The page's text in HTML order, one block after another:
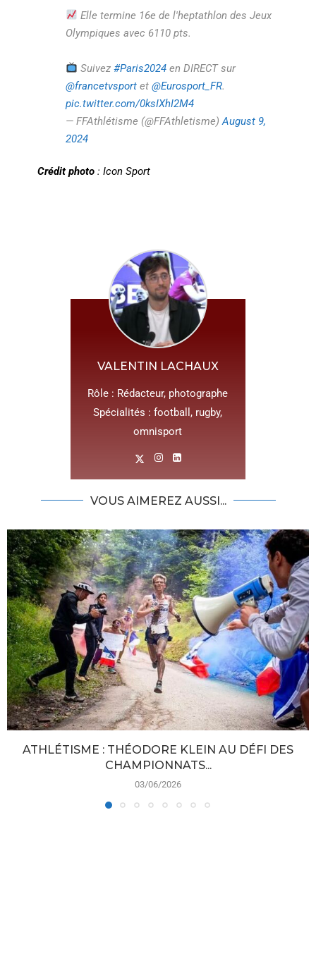
Elle termine 16e de l'heptathlon des Jeux
Olympiques avec 6110 pts.
Suivez #Paris2024en DIRECT sur
@francetvsportet @Eurosport_FR.
pic.twitter.com/0ksIXhI2M4
— FFAthlétisme (@FFAthletisme)August 9,
2024
Crédit photo: Icon Sport
VALENTIN LACHAUX
Rôle : Rédacteur, photographe
Spécialités : football, rugby,
omnisport
VOUS AIMEREZ AUSSI...
ATHLÉTISME : THÉODORE KLEIN AU DÉFI DES
CHAMPIONNATS...
03/06/2026